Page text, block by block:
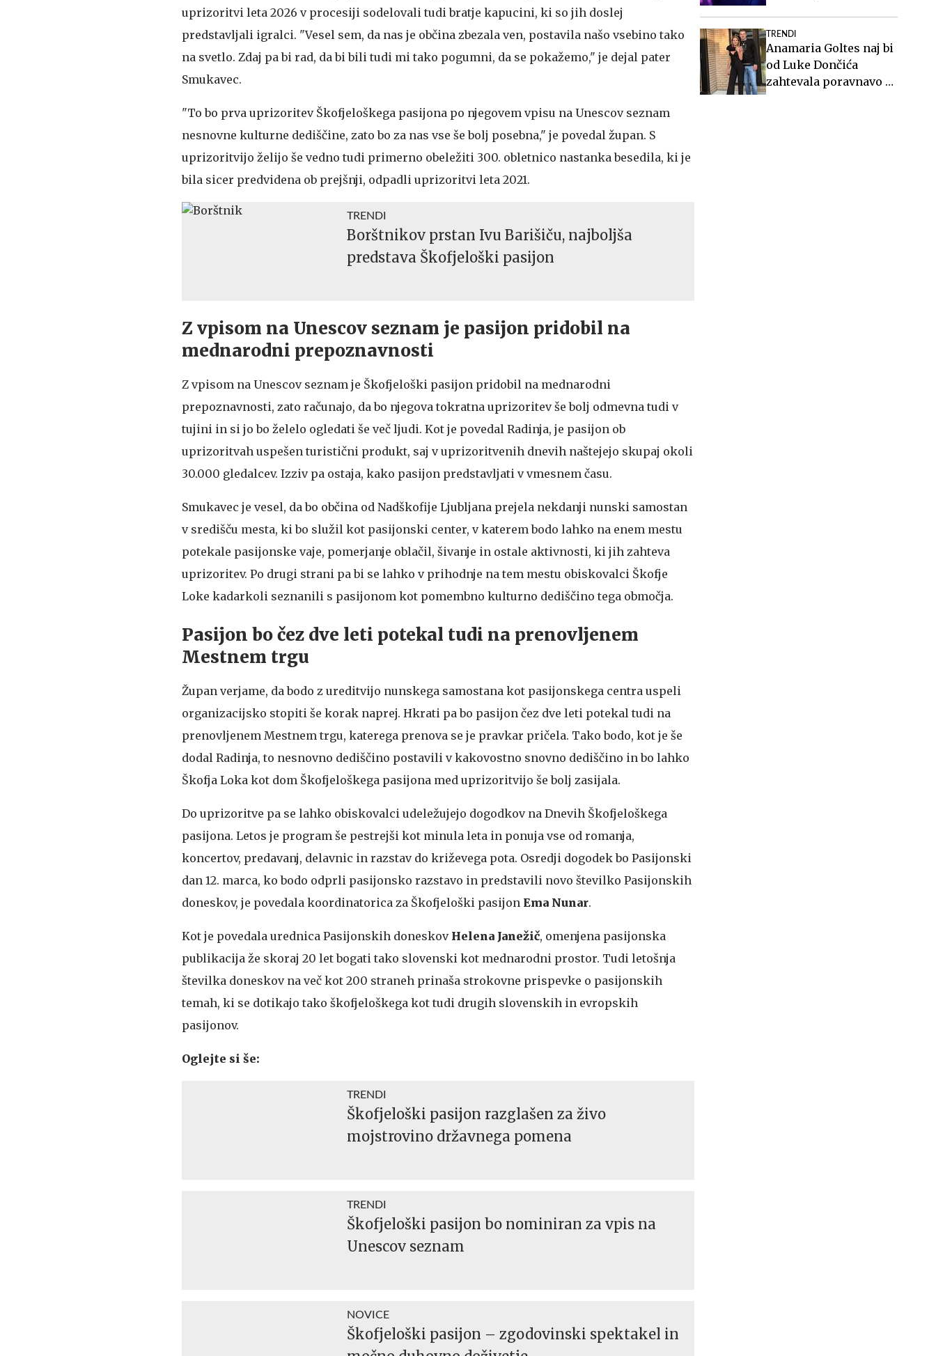
uprizoritvi leta 2026 v procesiji sodelovali tudi bratje kapucini, ki so jih doslej
predstavljali igralci. "Vesel sem, da nas je občina zbezala ven, postavila našo vsebino tako
na svetlo. Zdaj pa bi rad, da bi bili tudi mi tako pogumni, da se pokažemo," je dejal pater
Smukavec.
"To bo prva uprizoritev Škofjeloškega pasijona po njegovem vpisu na Unescov seznam
nesnovne kulturne dediščine, zato bo za nas vse še bolj posebna," je povedal župan. S
uprizoritvijo želijo še vedno tudi primerno obeležiti 300. obletnico nastanka besedila, ki je
bila sicer predvidena ob prejšnji, odpadli uprizoritvi leta 2021.
TRENDI
Borštnikov prstan Ivu Barišiču, najboljša
predstava Škofjeloški pasijon
Z vpisom na Unescov seznam je pasijon pridobil na
mednarodni prepoznavnosti
Z vpisom na Unescov seznam je Škofjeloški pasijon pridobil na mednarodni
prepoznavnosti, zato računajo, da bo njegova tokratna uprizoritev še bolj odmevna tudi v
tujini in si jo bo želelo ogledati še več ljudi. Kot je povedal Radinja, je pasijon ob
uprizoritvah uspešen turistični produkt, saj v uprizoritvenih dnevih naštejejo skupaj okoli
30.000 gledalcev. Izziv pa ostaja, kako pasijon predstavljati v vmesnem času.
Smukavec je vesel, da bo občina od Nadškofije Ljubljana prejela nekdanji nunski samostan
v središču mesta, ki bo služil kot pasijonski center, v katerem bodo lahko na enem mestu
potekale pasijonske vaje, pomerjanje oblačil, šivanje in ostale aktivnosti, ki jih zahteva
uprizoritev. Po drugi strani pa bi se lahko v prihodnje na tem mestu obiskovalci Škofje
Loke kadarkoli seznanili s pasijonom kot pomembno kulturno dediščino tega območja.
Pasijon bo čez dve leti potekal tudi na prenovljenem
Mestnem trgu
Župan verjame, da bodo z ureditvijo nunskega samostana kot pasijonskega centra uspeli
organizacijsko stopiti še korak naprej. Hkrati pa bo pasijon čez dve leti potekal tudi na
prenovljenem Mestnem trgu, katerega prenova se je pravkar pričela. Tako bodo, kot je še
dodal Radinja, to nesnovno dediščino postavili v kakovostno snovno dediščino in bo lahko
Škofja Loka kot dom Škofjeloškega pasijona med uprizoritvijo še bolj zasijala.
Do uprizoritve pa se lahko obiskovalci udeležujejo dogodkov na Dnevih Škofjeloškega
pasijona. Letos je program še pestrejši kot minula leta in ponuja vse od romanja,
koncertov, predavanj, delavnic in razstav do križevega pota. Osredji dogodek bo Pasijonski
dan 12. marca, ko bodo odprli pasijonsko razstavo in predstavili novo številko Pasijonskih
doneskov, je povedala koordinatorica za Škofjeloški pasijon Ema Nunar.
Kot je povedala urednica Pasijonskih doneskov Helena Janežič, omenjena pasijonska
publikacija že skoraj 20 let bogati tako slovenski kot mednarodni prostor. Tudi letošnja
številka doneskov na več kot 200 straneh prinaša strokovne prispevke o pasijonskih
temah, ki se dotikajo tako škofjeloškega kot tudi drugih slovenskih in evropskih
pasijonov.
Oglejte si še:
TRENDI
Škofjeloški pasijon razglašen za živo
mojstrovino državnega pomena
TRENDI
Škofjeloški pasijon bo nominiran za vpis na
Unescov seznam
NOVICE
Škofjeloški pasijon – zgodovinski spektakel in
TRENDI
Anamaria Goltes naj bi
od Luke Dončića
zahtevala poravnavo v